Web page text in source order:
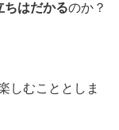
ちはだかるのか？
しむこととしま